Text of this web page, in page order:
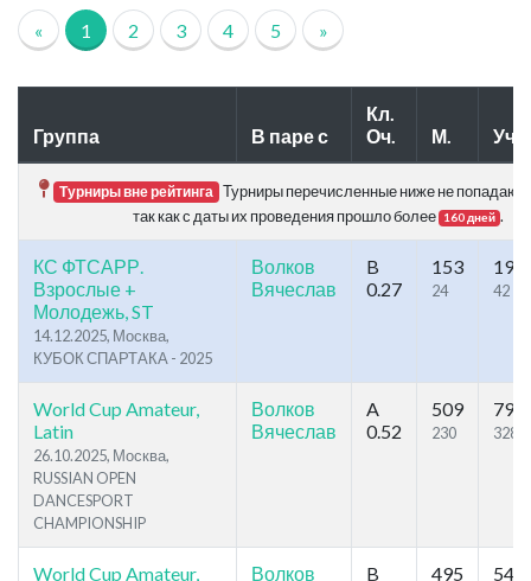
« 1 2 3 4 5 »
Группа В паре с
Кл.
Оч.
М. Уч.
Турниры вне рейтинга Турниры перечисленные ниже не попадают
так как с даты их проведения прошло более 160 дней .
КС ФТСАРР.
Взрослые +
Молодежь, ST
14.12.2025, Москва,
КУБОК СПАРТАКА - 2025
Волков
Вячеслав
B
0.27
153
24
192
42
World Cup Amateur,
Latin
26.10.2025, Москва,
RUSSIAN OPEN
DANCESPORT
CHAMPIONSHIP
Волков
Вячеслав
A
0.52
509
230
791
328
World Cup Amateur,
Волков
B
495 540